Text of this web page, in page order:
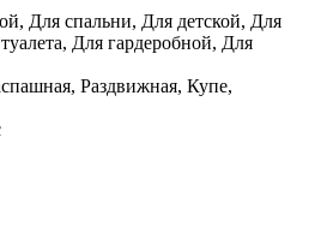
Для спальни, Для детской, Для
Для гардеробной, Для
Раздвижная, Купе,